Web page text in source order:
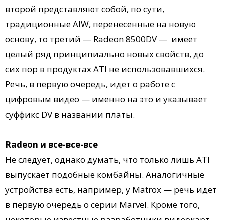
второй представляют собой, по сути,
традиционные AIW, перенесенные на новую
основу, то третий — Radeon 8500DV — имеет
целый ряд принципиально новых свойств, до
сих пор в продуктах ATI не использовавшихся.
Речь, в первую очередь, идет о работе с
цифровым видео — именно на это и указывает
суффикс DV в названии платы.
Radeon и все-все-все
Не следует, однако думать, что только лишь ATI
выпускает подобные комбайны. Аналогичные
устройства есть, например, у Matrox — речь идет
в первую очередь о серии Marvel. Кроме того,